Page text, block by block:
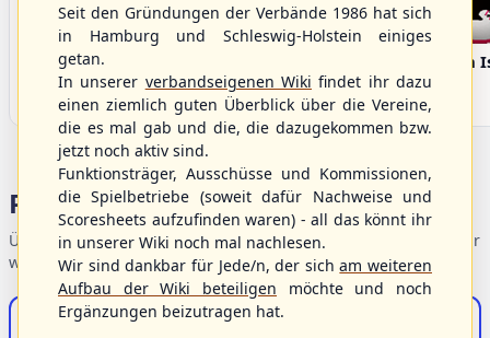
Bargenstedt
Beavers
Fehmarn
Portalbereiche
Übersicht der Verbandsbereiche – wählen Sie einen Einstieg für
weiterführende Informationen.
S/HBV-Shop
Seit den Gründungen der Verbände 1986 hat sich
in Hamburg und Schleswig-Holstein einiges
getan.
In unserer verbandseigenen Wiki findet ihr dazu
einen ziemlich guten Überblick über die Vereine,
die es mal gab und die, die dazugekommen bzw.
jetzt noch aktiv sind.
Funktionsträger, Ausschüsse und Kommissionen,
die Spielbetriebe (soweit dafür Nachweise und
Scoresheets aufzufinden waren) - all das könnt ihr
in unserer Wiki noch mal nachlesen.
Wir sind dankbar für Jede/n, der sicham weiteren
Aufbau der Wiki beteiligen möchte und noch
Ergänzungen beizutragen hat.